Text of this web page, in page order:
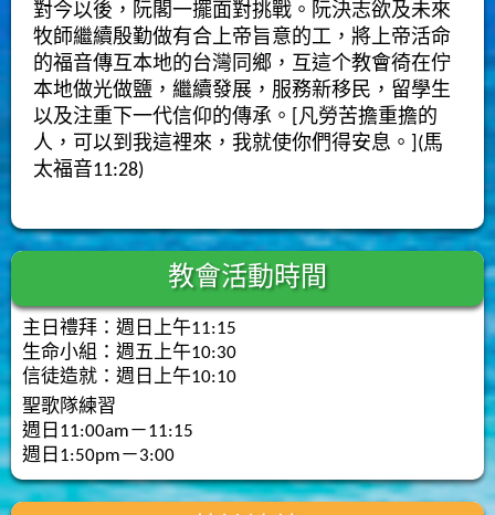
對今以後，阮閣一擺面對挑戰。阮決志欲及未來
牧師繼續殷勤做有合上帝旨意的工，將上帝活命
的福音傳互本地的台灣同鄉，互這个教會徛在佇
本地做光做鹽，繼續發展，服務新移民，留學生
以及注重下一代信仰的傳承。[凡勞苦擔重擔的
人，可以到我這裡來，我就使你們得安息。](馬
太福音11:28)
教會活動時間
主日禮拜：週日上午11:15
生命小組：週五上午10:30
信徒造就：週日上午10:10
聖歌隊練習
週日11:00am－11:15
週日1:50pm－3:00